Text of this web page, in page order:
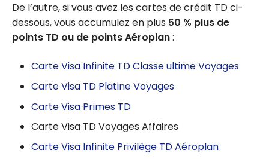
De l’autre, si vous avez les cartes de crédit TD ci-
dessous, vous accumulez en plus 50 % plus de
points TD ou de points Aéroplan:
Carte Visa Infinite TD Classe ultime Voyages
Carte Visa TD Platine Voyages
Carte Visa Primes TD
Carte Visa TD Voyages Affaires
Carte Visa Infinite Privilège TD Aéroplan